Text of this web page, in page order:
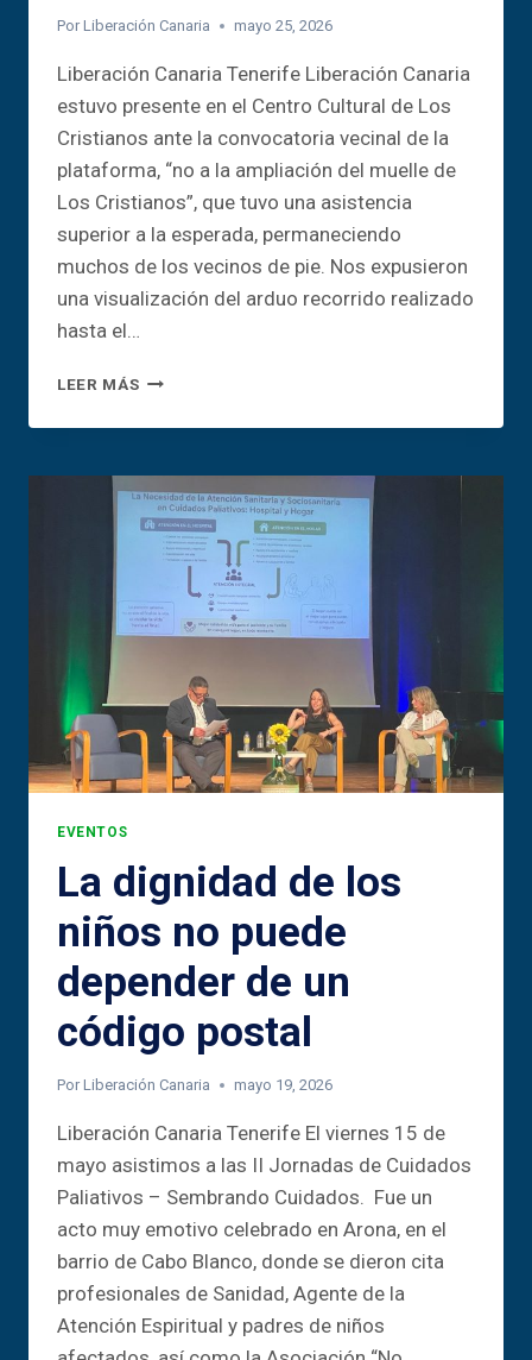
Por Liberación Canaria mayo 25, 2026
Liberación Canaria Tenerife Liberación Canaria
estuvo presente en el Centro Cultural de Los
Cristianos ante la convocatoria vecinal de la
plataforma, “no a la ampliación del muelle de
Los Cristianos”, que tuvo una asistencia
superior a la esperada, permaneciendo
muchos de los vecinos de pie. Nos expusieron
una visualización del arduo recorrido realizado
hasta el…
LEER MÁS«PLAYA
MUELLE
LOS
CRISTIANOS
LLENA
CULTURAL
PARA
A
LA
AMPLIACIÓN
DEL
EVENTOS
La dignidad de los
niños no puede
depender de un
código postal
Por Liberación Canaria mayo 19, 2026
Liberación Canaria Tenerife El viernes 15 de
mayo asistimos a las II Jornadas de Cuidados
Paliativos – Sembrando Cuidados. Fue un
acto muy emotivo celebrado en Arona, en el
barrio de Cabo Blanco, donde se dieron cita
profesionales de Sanidad, Agente de la
Atención Espiritual y padres de niños